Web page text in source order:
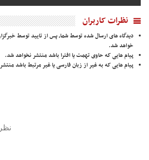
نظرات کاربران
دیدگاه های ارسال شده توسط شما، پس از تایید توسط
خواهد شد.
پیام هایی که حاوی تهمت یا افترا باشد منتشر نخواهد شد.
پیام هایی که به غیر از زبان فارسی یا غیر مرتبط باشد